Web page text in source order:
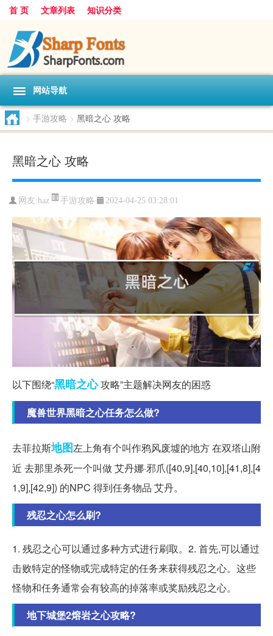
首 页 文章列表 知识分类
网站导航
> 手游攻略 > 黑暗之心 攻略
黑暗之心 攻略
网友:haz 手游攻略 2024-04-25 03:28:01
以下围绕“黑暗之心攻略”主题解决网友的困惑
魔兽世界黑暗之心任务怎么做?
去菲拉斯地图左上角有个叫作鸦风废墟的地方 在双塔山附
近 去那里杀死一个叫做 艾丹娜·邪爪([40,9],[40,10],[41,8],[4
1,9],[42,9]) 的NPC 得到任务物品 艾丹。
残忍之心怎么刷?
1. 残忍之心可以通过多种方式进行刷取。2. 首先,可以通过
击败特定的怪物或完成特定的任务来获得残忍之心。这些
怪物和任务通常会有较高的掉落率或奖励残忍之心。
地下城堡2熔岩之心攻略?